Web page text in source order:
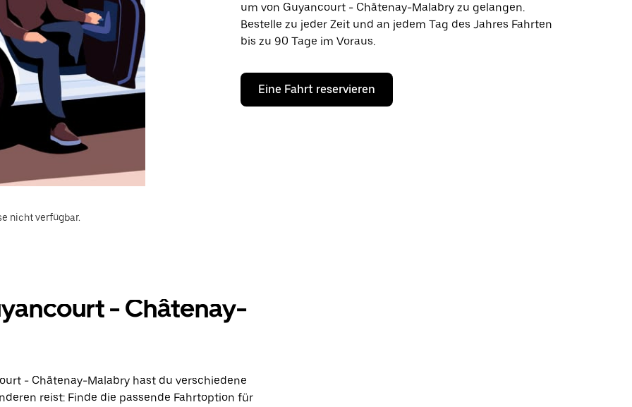
um von Guyancourt - Châtenay-Malabry zu gelangen.
Bestelle zu jeder Zeit und an jedem Tag des Jahres Fahrten
bis zu 90 Tage im Voraus.
Eine Fahrt reservieren
nicht verfügbar.
- Châtenay-
- Châtenay-Malabry hast du verschiedene
reist: Finde die passende Fahrtoption für